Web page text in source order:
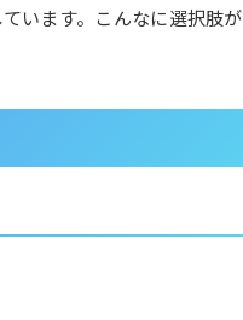
います。こんなに選択肢が